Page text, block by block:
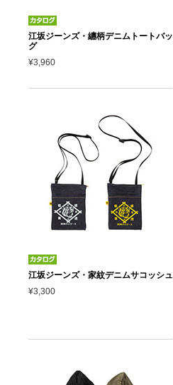
江坂ジーンズ・纏柄デニムトートバッ
グ
¥3,960
江坂ジーンズ・家紋デニムサコッシュ
¥3,300